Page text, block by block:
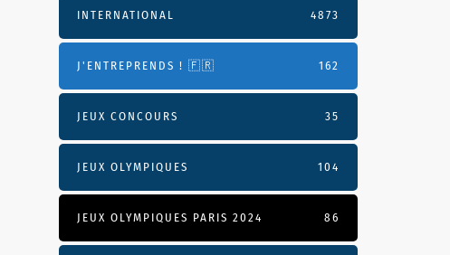
INTERNATIONAL 4873
J'ENTREPRENDS ! 🇫🇷 162
JEUX CONCOURS 35
JEUX OLYMPIQUES 104
JEUX OLYMPIQUES PARIS 2024 86